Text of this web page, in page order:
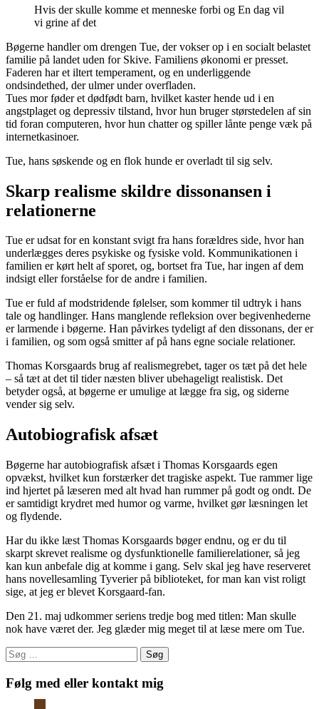
Hvis der skulle komme et menneske forbi og En dag vil
vi grine af det
Bøgerne handler om drengen Tue, der vokser op i en socialt belastet
familie på landet uden for Skive. Familiens økonomi er presset.
Faderen har et iltert temperament, og en underliggende
ondsindethed, der ulmer under overfladen.
Tues mor føder et dødfødt barn, hvilket kaster hende ud i en
angstplaget og depressiv tilstand, hvor hun bruger størstedelen af sin
tid foran computeren, hvor hun chatter og spiller lånte penge væk på
internetkasinoer.
Tue, hans søskende og en flok hunde er overladt til sig selv.
Skarp realisme skildre dissonansen i
relationerne
Tue er udsat for en konstant svigt fra hans forældres side, hvor han
underlægges deres psykiske og fysiske vold. Kommunikationen i
familien er kørt helt af sporet, og, bortset fra Tue, har ingen af dem
indsigt eller forståelse for de andre i familien.
Tue er fuld af modstridende følelser, som kommer til udtryk i hans
tale og handlinger. Hans manglende refleksion over begivenhederne
er larmende i bøgerne. Han påvirkes tydeligt af den dissonans, der er
i familien, og som også smitter af på hans egne sociale relationer.
Thomas Korsgaards brug af realismegrebet, tager os tæt på det hele
– så tæt at det til tider næsten bliver ubehageligt realistisk. Det
betyder også, at bøgerne er umulige at lægge fra sig, og siderne
vender sig selv.
Autobiografisk afsæt
Bøgerne har autobiografisk afsæt i Thomas Korsgaards egen
opvækst, hvilket kun forstærker det tragiske aspekt. Tue rammer lige
ind hjertet på læseren med alt hvad han rummer på godt og ondt. De
er samtidigt krydret med humor og varme, hvilket gør læsningen let
og flydende.
Har du ikke læst Thomas Korsgaards bøger endnu, og er du til
skarpt skrevet realisme og dysfunktionelle familierelationer, så jeg
kan kun anbefale dig at komme i gang. Selv skal jeg have reserveret
hans novellesamling Tyverier på biblioteket, for man kan vist roligt
sige, at jeg er blevet Korsgaard-fan.
Den 21. maj udkommer seriens tredje bog med titlen: Man skulle
nok have været der. Jeg glæder mig meget til at læse mere om Tue.
Søg
efter:
Følg med eller kontakt mig